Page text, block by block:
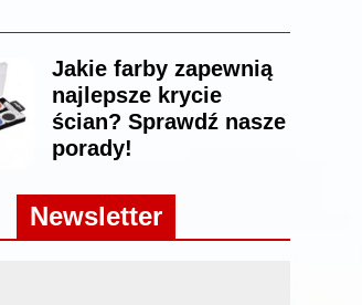
Jakie farby zapewnią
najlepsze krycie
ścian? Sprawdź nasze
porady!
Newsletter